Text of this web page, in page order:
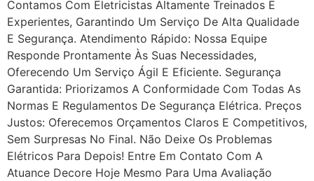
Contamos Com Eletricistas Altamente Treinados E
Experientes, Garantindo Um Serviço De Alta Qualidade
E Segurança. Atendimento Rápido: Nossa Equipe
Responde Prontamente Às Suas Necessidades,
Oferecendo Um Serviço Ágil E Eficiente. Segurança
Garantida: Priorizamos A Conformidade Com Todas As
Normas E Regulamentos De Segurança Elétrica. Preços
Justos: Oferecemos Orçamentos Claros E Competitivos,
Sem Surpresas No Final. Não Deixe Os Problemas
Elétricos Para Depois! Entre Em Contato Com A
Atuance Decore Hoje Mesmo Para Uma Avaliação